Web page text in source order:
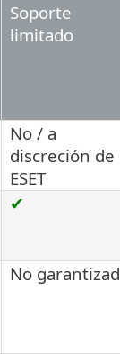
Soporte
limitado
No / a
discreción de
ESET
✔
No